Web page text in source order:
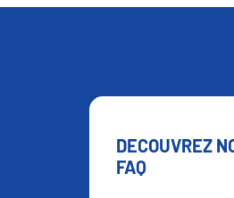
DECOUVREZ
FAQ